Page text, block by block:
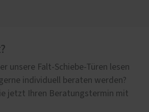
unsere Falt-Schiebe-Türen lesen
individuell beraten werden?
jetzt Ihren Beratungstermin mit